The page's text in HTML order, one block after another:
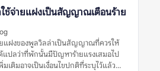
นี้จึงสำคัญก่อนจองพูลวิลล่า? พูลวิลล่ามี
วไป เพราะต้องดูทั้งบ้านทั้งหลัง สระว่าย
นที่จอดรถ กฎบ้าน และเงื่อนไขค่าใช้จ่าย
าจเห็นเฉพาะมุมที่แหล่งนั้นนำเสนอเด่น
ใช้จ่ายแฝงเป็นสัญญาณเตือนร้าย
ยแฝงของพูลวิลล่าเป็นสัญญาณที่ควรให้
แปลว่าที่พักนั้นมีปัญหาร้ายแรงเสมอไป
มเติมอาจเป็นเงื่อนไขปกติที่ระบุไว้แล้ว